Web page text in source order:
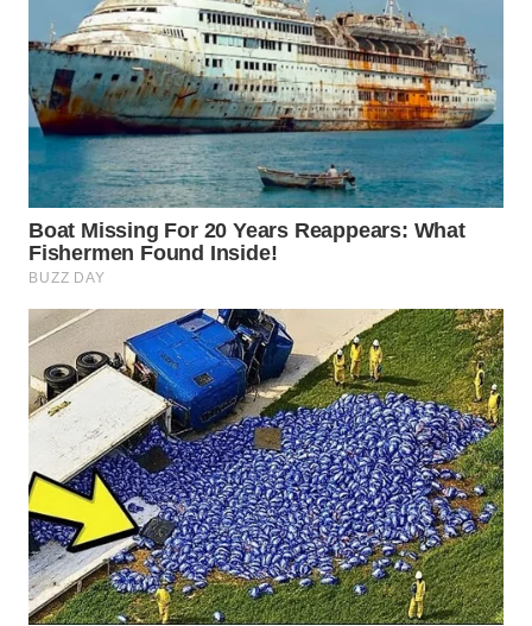
BINJAI
WN
CIREBON
WN
INDRAMAYU
WN
KUNINGAN
WN
MAJALENGKA
WN
SUBANG
WN
SUKABUMI
WN